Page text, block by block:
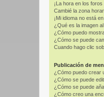
¡La hora en los
Cambié la zona
¡Mi idioma no está
¿Qué es la imagen
¿Cómo puedo
¿Cómo se puede
Cuando hago clic
Publicación de
¿Cómo puedo crear
¿Cómo se puede
¿Cómo se puede
¿Cómo creo una